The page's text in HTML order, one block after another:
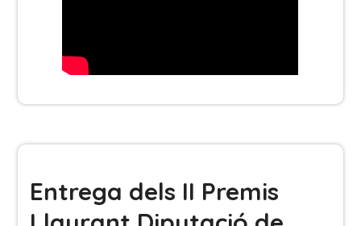
Entrega dels II Premis